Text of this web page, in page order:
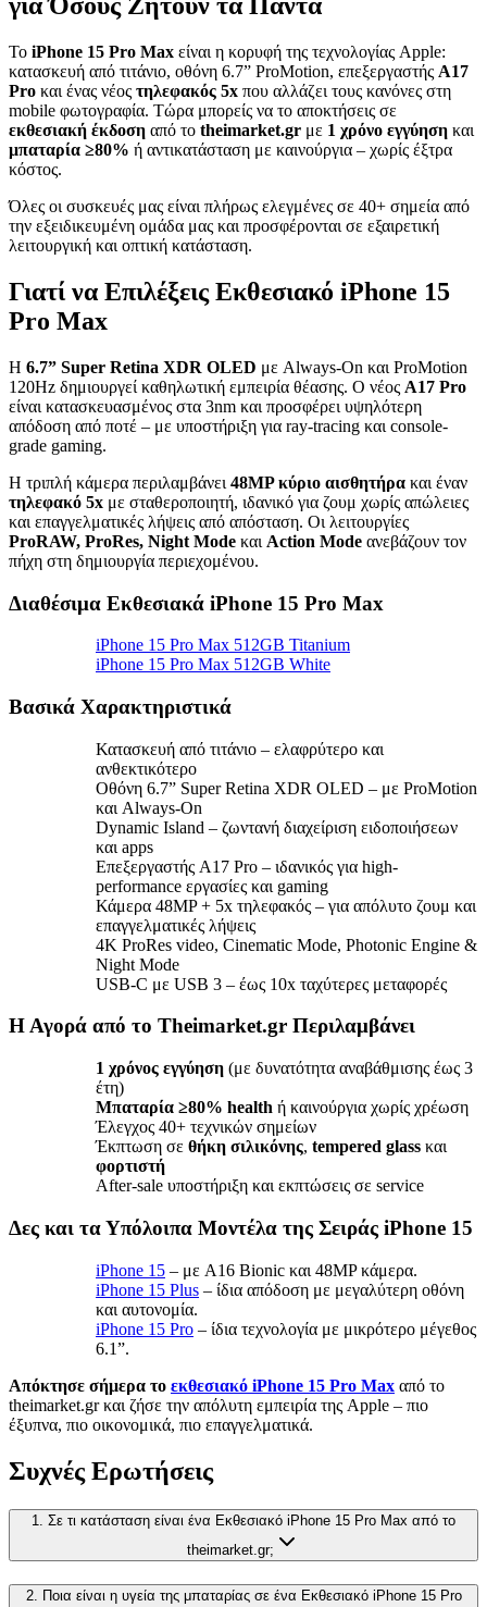
Το iPhone 15 Pro Max είναι η κορυφή της τεχνολογίας Apple:
κατασκευή από τιτάνιο, οθόνη 6.7” ProMotion, επεξεργαστής A17
Pro και ένας νέος τηλεφακός 5x που αλλάζει τους κανόνες στη
mobile φωτογραφία. Τώρα μπορείς να το αποκτήσεις σε
εκθεσιακή έκδοση από το theimarket.gr με 1 χρόνο εγγύηση και
μπαταρία ≥80% ή αντικατάσταση με καινούργια – χωρίς έξτρα
κόστος.
Όλες οι συσκευές μας είναι πλήρως ελεγμένες σε 40+ σημεία από
την εξειδικευμένη ομάδα μας και προσφέρονται σε εξαιρετική
λειτουργική και οπτική κατάσταση.
Γιατί να Επιλέξεις Εκθεσιακό iPhone 15
Pro Max
Η 6.7” Super Retina XDR OLED με Always-On και ProMotion
120Hz δημιουργεί καθηλωτική εμπειρία θέασης. Ο νέος A17 Pro
είναι κατασκευασμένος στα 3nm και προσφέρει υψηλότερη
απόδοση από ποτέ – με υποστήριξη για ray-tracing και console-
grade gaming.
Η τριπλή κάμερα περιλαμβάνει 48MP κύριο αισθητήρα και έναν
τηλεφακό 5x με σταθεροποιητή, ιδανικό για ζουμ χωρίς απώλειες
και επαγγελματικές λήψεις από απόσταση. Οι λειτουργίες
ProRAW, ProRes, Night Mode και Action Mode ανεβάζουν τον
πήχη στη δημιουργία περιεχομένου.
Διαθέσιμα Εκθεσιακά iPhone 15 Pro Max
iPhone 15 Pro Max 512GB Titanium
iPhone 15 Pro Max 512GB White
Βασικά Χαρακτηριστικά
Κατασκευή από τιτάνιο – ελαφρύτερο και
ανθεκτικότερο
Οθόνη 6.7” Super Retina XDR OLED – με ProMotion
και Always-On
Dynamic Island – ζωντανή διαχείριση ειδοποιήσεων
και apps
Επεξεργαστής A17 Pro – ιδανικός για high-
performance εργασίες και gaming
Κάμερα 48MP + 5x τηλεφακός – για απόλυτο ζουμ και
επαγγελματικές λήψεις
4K ProRes video, Cinematic Mode, Photonic Engine &
Night Mode
USB-C με USB 3 – έως 10x ταχύτερες μεταφορές
Η Αγορά από το Theimarket.gr Περιλαμβάνει
1 χρόνος εγγύηση (με δυνατότητα αναβάθμισης έως 3
έτη)
Μπαταρία ≥80% health ή καινούργια χωρίς χρέωση
Έλεγχος 40+ τεχνικών σημείων
Έκπτωση σε θήκη σιλικόνης, tempered glass και
φορτιστή
After-sale υποστήριξη και εκπτώσεις σε service
Δες και τα Υπόλοιπα Μοντέλα της Σειράς iPhone 15
iPhone 15 – με A16 Bionic και 48MP κάμερα.
iPhone 15 Plus – ίδια απόδοση με μεγαλύτερη οθόνη
και αυτονομία.
iPhone 15 Pro – ίδια τεχνολογία με μικρότερο μέγεθος
6.1”.
Απόκτησε σήμερα το εκθεσιακό iPhone 15 Pro Max από το
theimarket.gr και ζήσε την απόλυτη εμπειρία της Apple – πιο
έξυπνα, πιο οικονομικά, πιο επαγγελματικά.
Συχνές Ερωτήσεις
1. Σε τι κατάσταση είναι ένα Εκθεσιακό iPhone 15 Pro Max από το
theimarket.gr;
2. Ποια είναι η υγεία της μπαταρίας σε ένα Εκθεσιακό iPhone 15 Pro